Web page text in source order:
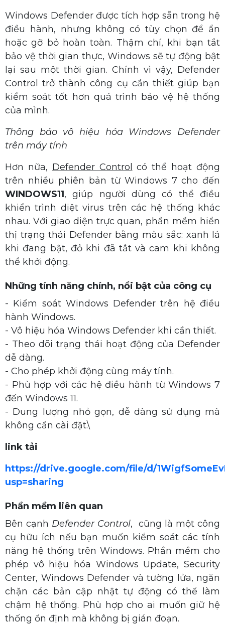
Windows Defender được tích hợp sẵn trong hệ
điều hành, nhưng không có tùy chọn để ẩn
hoặc gỡ bỏ hoàn toàn. Thậm chí, khi bạn tắt
bảo vệ thời gian thực, Windows sẽ tự động bật
lại sau một thời gian. Chính vì vậy, Defender
Control trở thành công cụ cần thiết giúp bạn
kiểm soát tốt hơn quá trình bảo vệ hệ thống
của mình.
Thông báo vô hiệu hóa Windows Defender
trên máy tính
Hơn nữa, Defender Control có thể hoạt động
trên nhiều phiên bản từ Windows 7 cho đến
WINDOWS11, giúp người dùng có thể điều
khiển trình diệt virus trên các hệ thống khác
nhau. Với giao diện trực quan, phần mềm hiển
thị trạng thái Defender bằng màu sắc: xanh lá
khi đang bật, đỏ khi đã tắt và cam khi không
thể khởi động.
Những tính năng chính, nổi bật của công cụ
- Kiểm soát Windows Defender trên hệ điều
hành Windows.
- Vô hiệu hóa Windows Defender khi cần thiết.
- Theo dõi trạng thái hoạt động của Defender
dễ dàng.
- Cho phép khởi động cùng máy tính.
- Phù hợp với các hệ điều hành từ Windows 7
đến Windows 11.
- Dung lượng nhỏ gọn, dễ dàng sử dụng mà
không cần cài đặt.\
link tải
https://drive.google.com/file/d/
usp=sharing
Phần mềm liên quan
Bên cạnh Defender Control, cũng là một công
cụ hữu ích nếu bạn muốn kiểm soát các tính
năng hệ thống trên Windows. Phần mềm cho
phép vô hiệu hóa Windows Update, Security
Center, Windows Defender và tường lửa, ngăn
chặn các bản cập nhật tự động có thể làm
chậm hệ thống. Phù hợp cho ai muốn giữ hệ
thống ổn định mà không bị gián đoạn.